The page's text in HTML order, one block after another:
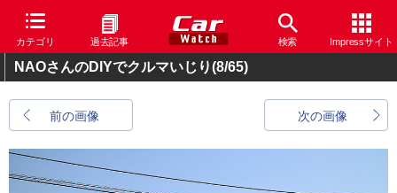
カテゴリ 過去記事 検索 Impressサイト
NAOさんのDIYでクルマいじり(8/65)
前の画像 次の画像